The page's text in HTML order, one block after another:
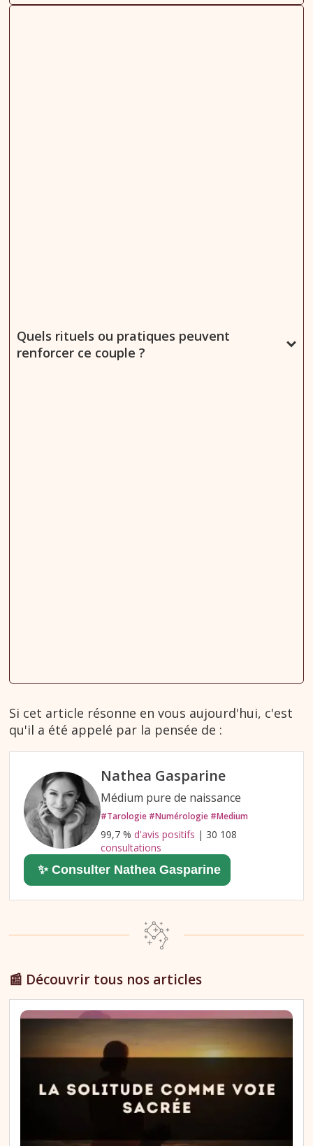
Quels rituels ou pratiques peuvent
renforcer ce couple ?
Si cet article résonne en vous aujourd'hui, c'est
qu'il a été appelé par la pensée de :
Nathea Gasparine
Médium pure de naissance
#Tarologie #Numérologie #Medium
99,7 % d'avis positifs | 30 108
consultations
📰 Découvrir tous nos articles